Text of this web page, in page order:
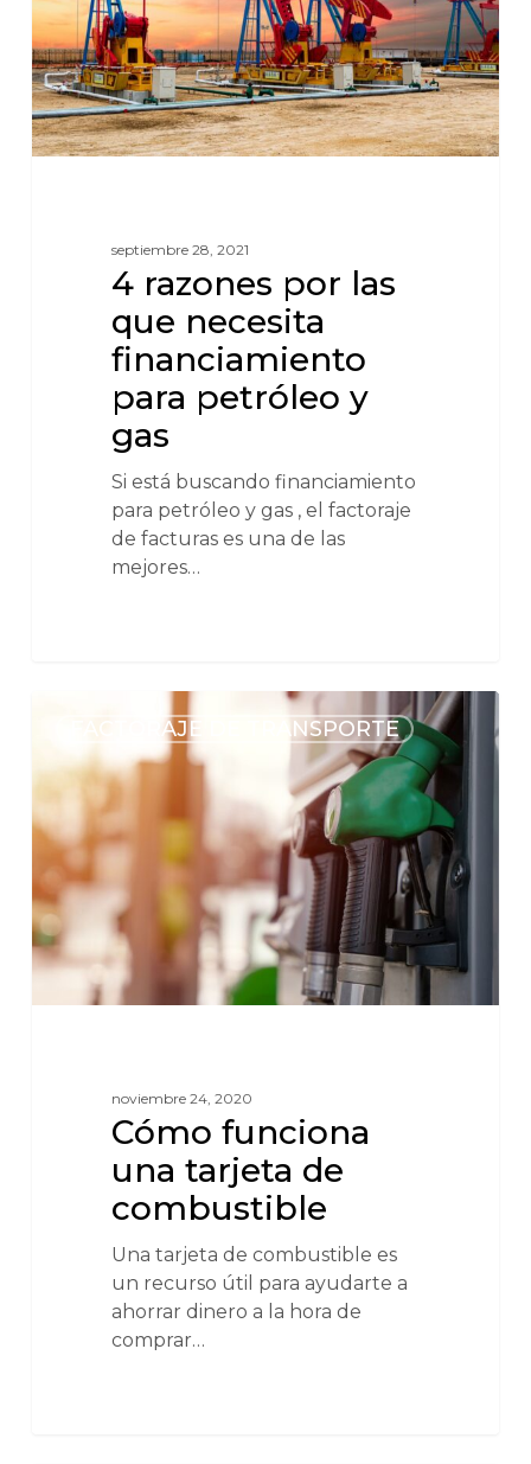
septiembre 28, 2021
4 razones por las
que necesita
financiamiento
para petróleo y
gas
Si está buscando financiamiento
para petróleo y gas , el factoraje
de facturas es una de las
mejores…
FACTORAJE DE TRANSPORTE
noviembre 24, 2020
Cómo funciona
una tarjeta de
combustible
Una tarjeta de combustible es
un recurso útil para ayudarte a
ahorrar dinero a la hora de
comprar…